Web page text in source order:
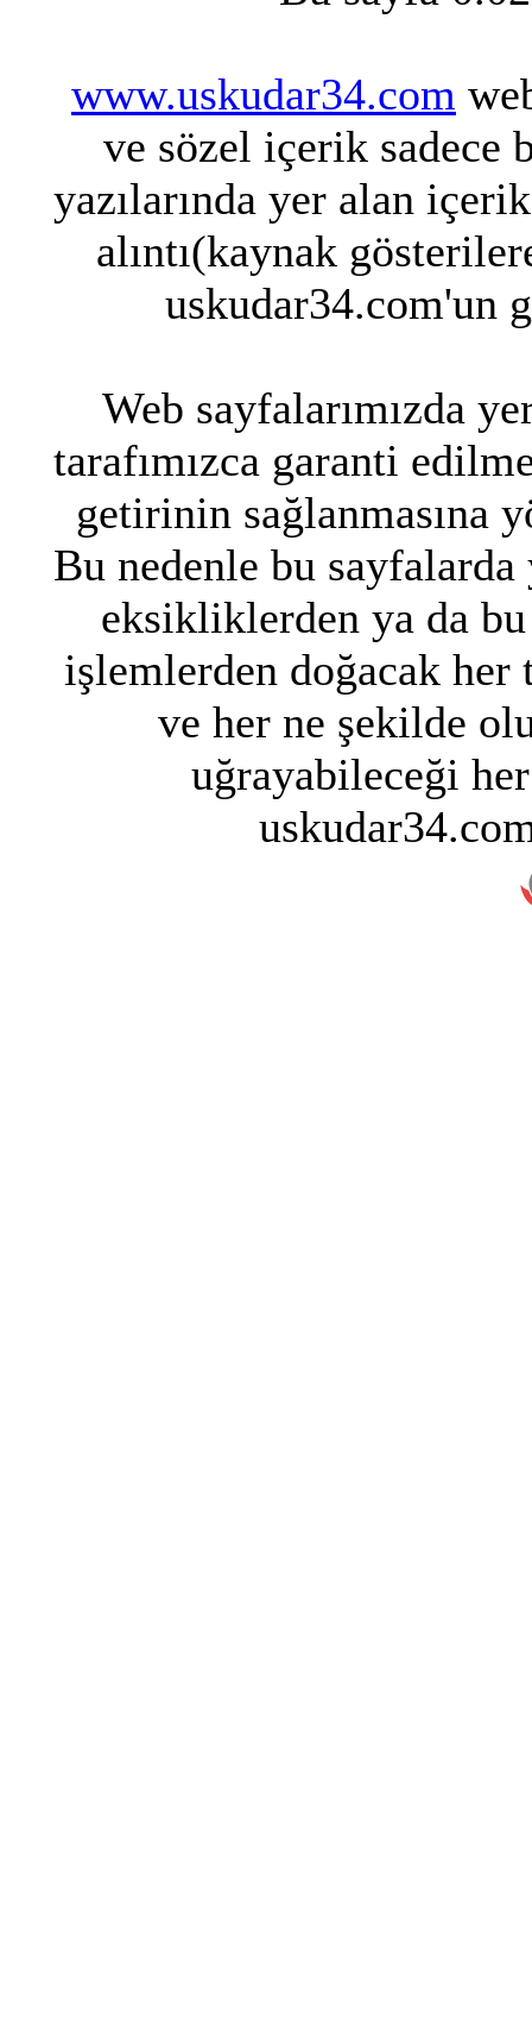
www.uskudar34.com
ve sözel içerik sadece
yazılarında yer alan
alıntı(kaynak
uskudar34.com'un
Web sayfalarımızda
tarafımızca garanti
getirinin sağlanmasına
Bu nedenle bu
eksikliklerden ya da
işlemlerden doğacak
ve her ne şekilde
uğrayabileceği